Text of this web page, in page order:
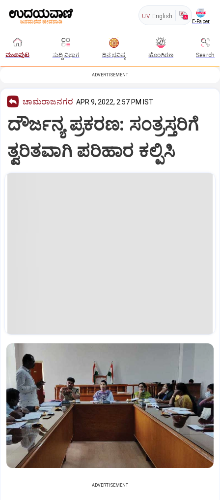
UV English
E-Paper
ಮುಖಪುಟ ಸುದ್ದಿ ವಿಭಾಗ ದಿನ ಭವಿಷ್ಯ ಹೊಂಗಿರಣ Search
ADVERTISEMENT
ಚಾಮರಾಜನಗರ APR 9, 2022, 2:57 PM IST
ದೌರ್ಜನ್ಯ ಪ್ರಕರಣ: ಸಂತ್ರಸ್ತರಿಗೆ
ತ್ವರಿತವಾಗಿ ಪರಿಹಾರ ಕಲ್ಪಿಸಿ
ADVERTISEMENT